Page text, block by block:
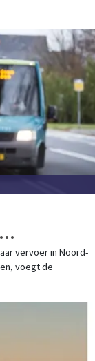
VERVOER
vervoer in Noord-
voegt de